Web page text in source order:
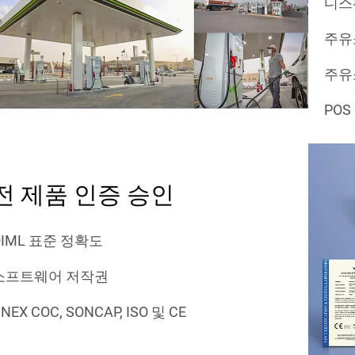
주
주
제품 인증 승인
표준 정확도
프트웨어 저작권
COC, SONCAP, ISO 및 CE